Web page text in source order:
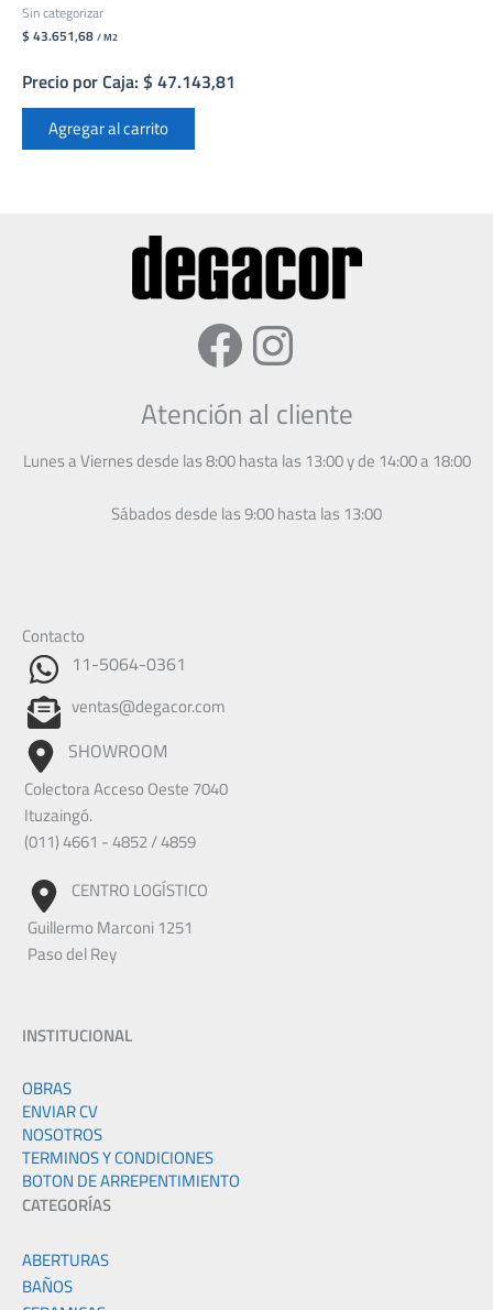
Sin categorizar
$ 43.651,68 / M2
Precio por Caja: $ 47.143,81
Agregar al carrito
Facebook
Instagram
Atención al cliente
Lunes a Viernes desde las 8:00 hasta las 13:00 y de 14:00 a 18:00
Sábados desde las 9:00 hasta las 13:00
Contacto
11-5064-0361
ventas@degacor.com
SHOWROOM
Colectora Acceso Oeste 7040
Ituzaingó.
(011) 4661 - 4852 / 4859
CENTRO LOGÍSTICO
Guillermo Marconi 1251
Paso del Rey
INSTITUCIONAL
OBRAS
ENVIAR CV
NOSOTROS
TERMINOS Y CONDICIONES
BOTON DE ARREPENTIMIENTO
CATEGORÍAS
ABERTURAS
BAÑOS